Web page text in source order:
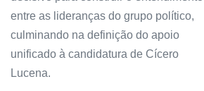
entre as lideranças do grupo político,
culminando na definição do apoio
unificado à candidatura de Cícero
Lucena.